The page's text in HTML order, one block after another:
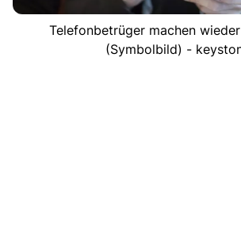
Telefonbetrüger machen
(Symbolbild) -